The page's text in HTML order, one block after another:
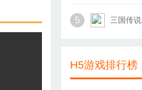
5 三国传说
H5游戏排行榜